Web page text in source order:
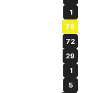
1
78
72
29
1
5